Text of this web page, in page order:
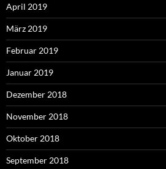
April 2019
März 2019
Februar 2019
Januar 2019
Dezember 2018
November 2018
Oktober 2018
September 2018